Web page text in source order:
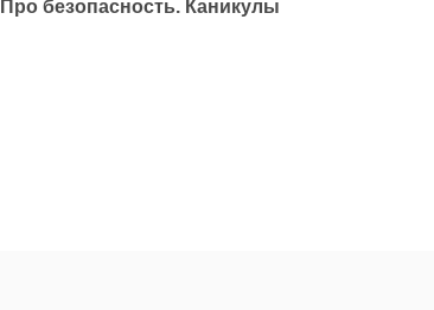
Про безопасность. Каникулы